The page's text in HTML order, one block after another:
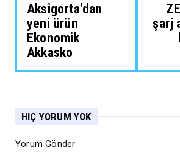
Aksigorta’dan
yeni ürün
Ekonomik
Akkasko
şarj
HIÇ YORUM YOK
Yorum Gönder